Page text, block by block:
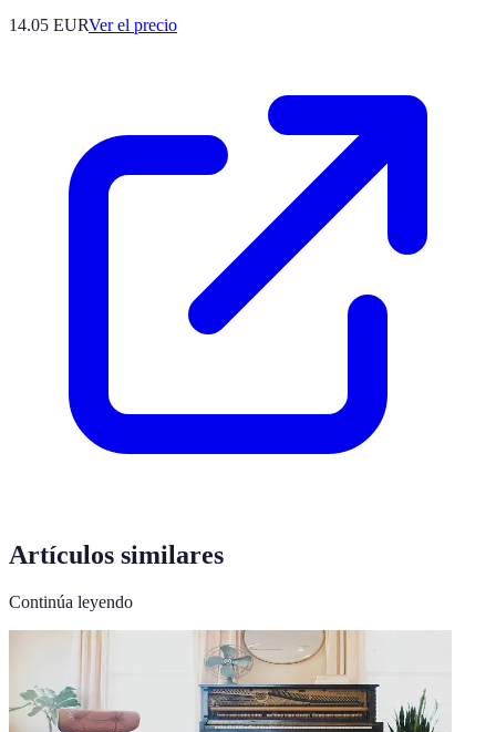
14.05 EURVer el precio
Artículos similares
Continúa leyendo